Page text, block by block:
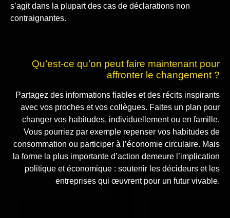
s’agit dans la plupart des cas de déclarations non
contraignantes.
Qu’est-ce qu’on peut faire maintenant pour
affronter le changement ?
Partagez des informations fiables et des récits inspirants
avec vos proches et vos collègues. Faites un plan pour
changer vos habitudes, individuellement ou en famille.
Vous pourriez par exemple repenser vos habitudes de
consommation ou participer à l’économie circulaire. Mais
la forme la plus importante d’action demeure l’implication
politique et économique : soutenir les décideurs et les
entreprises qui œuvrent pour un futur vivable.